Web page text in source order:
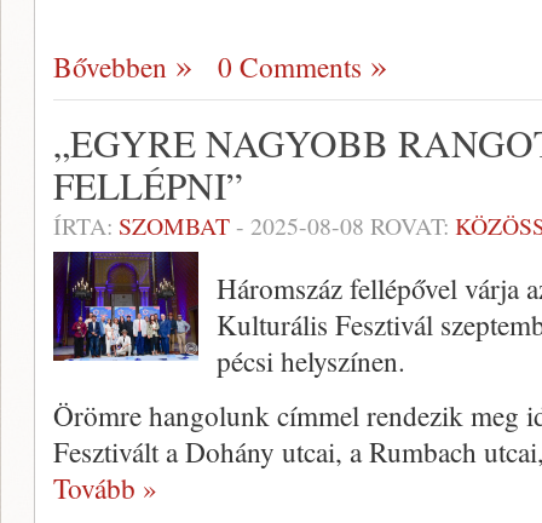
Bővebben 0 Comments
„EGYRE NAGYOBB
FELLÉPNI”
ÍRTA: SZOMBAT- 2025-08-08 ROVAT:
Háromszáz fellépővel várja
Kulturális Fesztivál
pécsi helyszínen.
Örömre hangolunk címmel rendezik meg
Fesztivált a Dohány utcai, a Rumbach
Tovább »